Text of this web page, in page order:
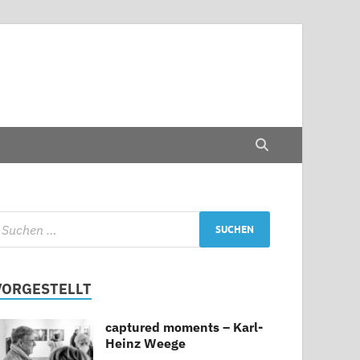
captured moments – Karl-
Heinz Weege